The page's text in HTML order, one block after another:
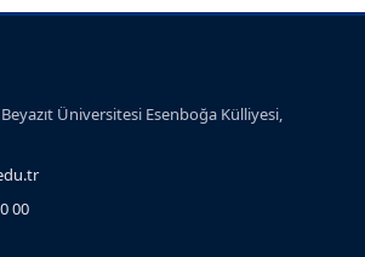
Beyazıt Üniversitesi Esenboğa Külliyesi,
00